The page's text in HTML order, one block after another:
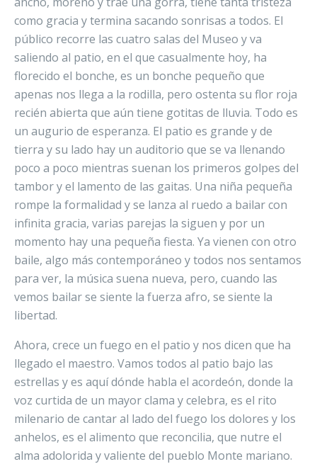
como gracia y termina sacando sonrisas a todos. El
público recorre las cuatro salas del Museo y va
saliendo al patio, en el que casualmente hoy, ha
florecido el bonche, es un bonche pequeño que
apenas nos llega a la rodilla, pero ostenta su flor roja
recién abierta que aún tiene gotitas de lluvia. Todo es
un augurio de esperanza. El patio es grande y de
tierra y su lado hay un auditorio que se va llenando
poco a poco mientras suenan los primeros golpes del
tambor y el lamento de las gaitas. Una niña pequeña
rompe la formalidad y se lanza al ruedo a bailar con
infinita gracia, varias parejas la siguen y por un
momento hay una pequeña fiesta. Ya vienen con otro
baile, algo más contemporáneo y todos nos sentamos
para ver, la música suena nueva, pero, cuando las
vemos bailar se siente la fuerza afro, se siente la
libertad.
Ahora, crece un fuego en el patio y nos dicen que ha
llegado el maestro. Vamos todos al patio bajo las
estrellas y es aquí dónde habla el acordeón, donde la
voz curtida de un mayor clama y celebra, es el rito
milenario de cantar al lado del fuego los dolores y los
anhelos, es el alimento que reconcilia, que nutre el
alma adolorida y valiente del pueblo Monte mariano.